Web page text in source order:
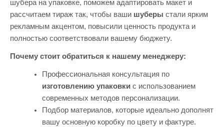
шубера на упаковке, поможем адаптировать макет и
рассчитаем тираж так, чтобы ваши шуберы стали ярким
рекламным акцентом, повысили ценность продукта и
полностью соответствовали вашему бюджету.
Почему стоит обратиться к нашему менеджеру:
Профессиональная консультация по
изготовлению упаковкис использованием
современных методов персонализации.
Подбор материалов, которые идеально дополнят
вашу основную коробку по цвету и фактуре.